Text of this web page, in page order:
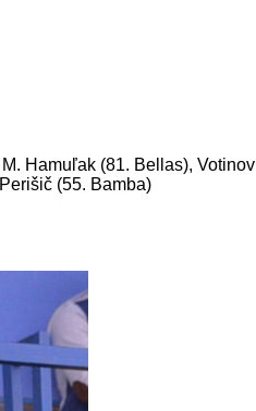
Hamuľak (81. Bellas), Votinov
(55. Bamba)